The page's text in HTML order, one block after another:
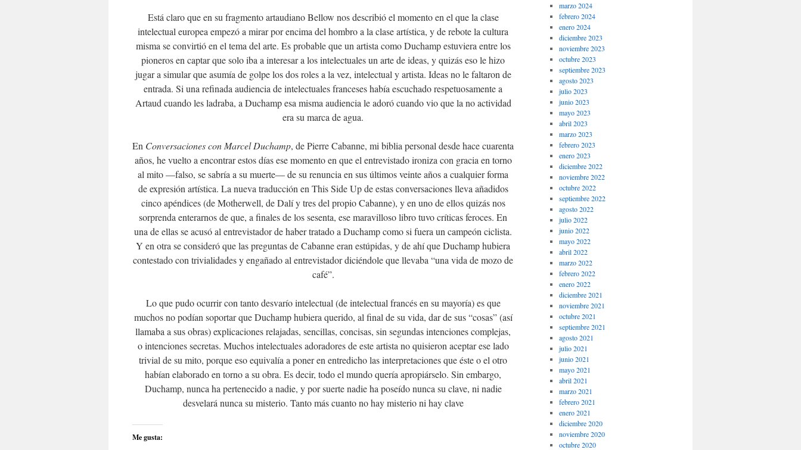
Está claro que en su fragmento artaudiano Bellow nos describió el momento en el que la clase
intelectual europea empezó a mirar por encima del hombro a la clase artística, y de rebote la cultura
misma se convirtió en el tema del arte. Es probable que un artista como Duchamp estuviera entre los
pioneros en captar que solo iba a interesar a los intelectuales un arte de ideas, y quizás eso le hizo
jugar a simular que asumía de golpe los dos roles a la vez, intelectual y artista. Ideas no le faltaron de
entrada. Si una refinada audiencia de intelectuales franceses había escuchado respetuosamente a
Artaud cuando les ladraba, a Duchamp esa misma audiencia le adoró cuando vio que la no actividad
era su marca de agua.
En Conversaciones con Marcel Duchamp, de Pierre Cabanne, mi biblia personal desde hace cuarenta
años, he vuelto a encontrar estos días ese momento en que el entrevistado ironiza con gracia en torno
al mito —falso, se sabría a su muerte— de su renuncia en sus últimos veinte años a cualquier forma
de expresión artística. La nueva traducción en This Side Up de estas conversaciones lleva añadidos
cinco apéndices (de Motherwell, de Dalí y tres del propio Cabanne), y en uno de ellos quizás nos
sorprenda enterarnos de que, a finales de los sesenta, ese maravilloso libro tuvo críticas feroces. En
una de ellas se acusó al entrevistador de haber tratado a Duchamp como si fuera un campeón ciclista.
Y en otra se consideró que las preguntas de Cabanne eran estúpidas, y de ahí que Duchamp hubiera
contestado con trivialidades y engañado al entrevistador diciéndole que llevaba “una vida de mozo de
café”.
Lo que pudo ocurrir con tanto desvarío intelectual (de intelectual francés en su mayoría) es que
muchos no podían soportar que Duchamp hubiera querido, al final de su vida, dar de sus “cosas” (así
llamaba a sus obras) explicaciones relajadas, sencillas, concisas, sin segundas intenciones complejas,
o intenciones secretas. Muchos intelectuales adoradores de este artista no quisieron aceptar ese lado
trivial de su mito, porque eso equivalía a poner en entredicho las interpretaciones que éste o el otro
habían elaborado en torno a su obra. Es decir, todo el mundo quería apropiárselo. Sin embargo,
Duchamp, nunca ha pertenecido a nadie, y por suerte nadie ha poseído nunca su clave, ni nadie
desvelará nunca su misterio. Tanto más cuanto no hay misterio ni hay clave
Me gusta:
marzo 2024
febrero 2024
enero 2024
diciembre 2023
noviembre 2023
octubre 2023
septiembre 2023
agosto 2023
julio 2023
junio 2023
mayo 2023
abril 2023
marzo 2023
febrero 2023
enero 2023
diciembre 2022
noviembre 2022
octubre 2022
septiembre 2022
agosto 2022
julio 2022
junio 2022
mayo 2022
abril 2022
marzo 2022
febrero 2022
enero 2022
diciembre 2021
noviembre 2021
octubre 2021
septiembre 2021
agosto 2021
julio 2021
junio 2021
mayo 2021
abril 2021
marzo 2021
febrero 2021
enero 2021
diciembre 2020
noviembre 2020
octubre 2020